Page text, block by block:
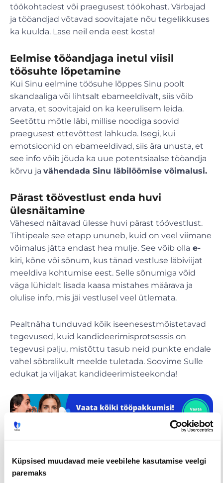
Küpsised muudavad meie veebilehe kasutamise veelgi
paremaks
töökohtadest või praegusest töökohast. Värbajad
ja tööandjad võtavad soovitajate nõu tegelikkuses
ka kuulda. Lase neil enda eest kosta!
Eelmise tööandjaga inetul viisil
töösuhte lõpetamine
Kui Sinu eelmine töösuhe lõppes Sinu poolt
skandaaliga või lihtsalt ebameeldivalt, siis võib
arvata, et soovitajaid on ka keerulisem leida.
Seetõttu mõtle läbi, millise noodiga soovid
praegusest ettevõttest lahkuda. Isegi, kui
emotsioonid on ebameeldivad, siis ära unusta, et
see info võib jõuda ka uue potentsiaalse tööandja
kõrvu ja vähendada Sinu läbilöömise võimalusi.
Pärast töövestlust enda huvi
ülesnäitamine
Vähesed näitavad ülesse huvi pärast töövestlust.
Tihtipeale see etapp ununeb, kuid on veel viimane
võimalus jätta endast hea mulje. See võib olla e-
kiri, kõne või sõnum, kus tänad vestluse läbiviijat
meeldiva kohtumise eest. Selle sõnumiga võid
väga lühidalt lisada kaasa mistahes määrava ja
olulise info, mis jäi vestlusel veel ütlemata.
Pealtnäha tunduvad kõik iseenesestmõistetavad
tegevused, kuid kandideerimisprotsessis on
tegevusi palju, mistõttu tasub neid punkte endale
vahel sõbralikult meelde tuletada. Soovime Sulle
edukat ja viljakat kandideerimisteekonda!
palgaga töö
kodukontor